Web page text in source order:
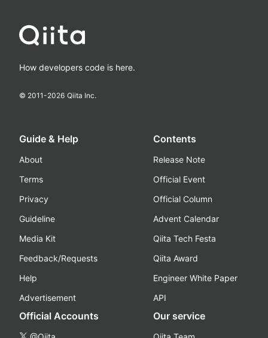
How developers code is here.
© 2011-2026 Qiita Inc.
Guide & Help
About
Terms
Privacy
Guideline
Media Kit
Feedback/Requests
Help
Advertisement
Contents
Release Note
Official Event
Official Column
Advent Calendar
Qiita Tech Festa
Qiita Award
Engineer White Paper
API
Official Accounts Our service